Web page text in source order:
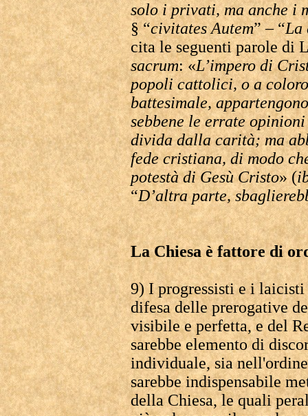
solo i privati, ma anche i
§ “civitates Autem” – “La
cita le seguenti parole di
sacrum: «L’impero di
popoli cattolici, o a
battesimale,
sebbene le errate
divida dalla carità; ma
fede cristiana, di modo
potestà di Gesù Cristo» (
“D’altra parte,
La Chiesa è fattore di
9) I progressisti e i laicisti
difesa delle prerogative
visibile e perfetta, e del
sarebbe elemento di
individuale, sia
sarebbe indispensabile
della Chiesa, le quali